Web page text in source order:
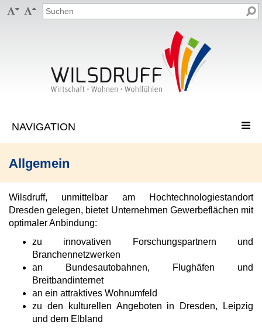
 
Allgemein
Wilsdruff, unmittelbar am Hochtechnologiestandort
Dresden gelegen, bietet Unternehmen Gewerbeflächen mit
optimaler Anbindung:
zu innovativen Forschungspartnern und
Branchennetzwerken
an Bundesautobahnen, Flughäfen und
Breitbandinternet
an ein attraktives Wohnumfeld
zu den kulturellen Angeboten in Dresden, Leipzig
und dem Elbland